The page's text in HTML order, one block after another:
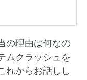
の理由は何なの
ムクラッシュを
れからお話しし